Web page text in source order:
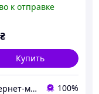
10 спиц
к отправке
₴
Купить
Интернет-магазин "Дешевле Нет" 100%